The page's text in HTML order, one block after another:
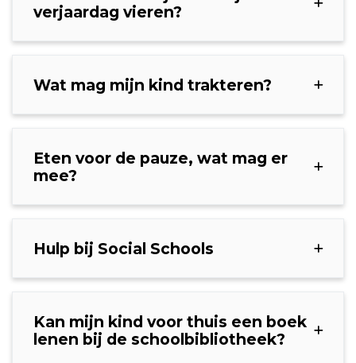
verjaardag vieren?
Wat mag mijn kind trakteren?
Eten voor de pauze, wat mag er
mee?
Hulp bij Social Schools
Kan mijn kind voor thuis een boek
lenen bij de schoolbibliotheek?